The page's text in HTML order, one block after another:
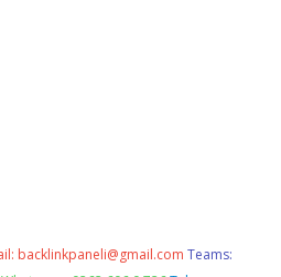
backlinkpaneli@gmail.com Teams: